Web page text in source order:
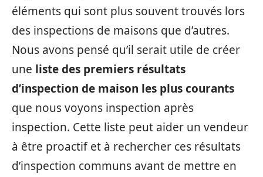
éléments qui sont plus souvent trouvés lors
des inspections de maisons que d’autres.
Nous avons pensé qu’il serait utile de créer
une liste des premiers résultats
d’inspection de maison les plus courants
que nous voyons inspection après
inspection. Cette liste peut aider un vendeur
à être proactif et à rechercher ces résultats
d’inspection communs avant de mettre en